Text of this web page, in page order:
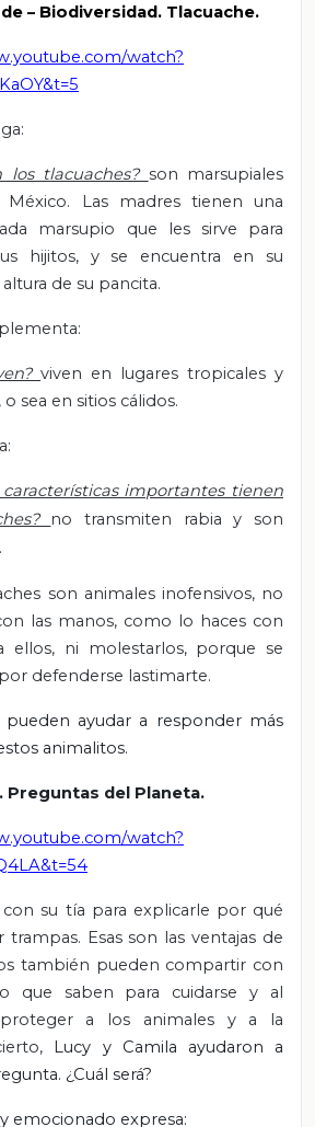
– Biodiversidad. Tlacuache.
watch?
los tlacuaches? son marsupiales
México. Las madres tienen una
marsupio que les sirve para
hijitos, y se encuentra en su
de su pancita.
viven en lugares tropicales y
sea en sitios cálidos.
características importantes tienen
no transmiten rabia y son
son animales inofensivos, no
las manos, como lo haces con
ellos, ni molestarlos, porque se
defenderse lastimarte.
ayudar a responder más
animalitos.
Preguntas del Planeta.
watch?
su tía para explicarle por qué
Esas son las ventajas de
también pueden compartir con
que saben para cuidarse y al
a los animales y a la
Lucy y Camila ayudaron a
¿Cuál será?
emocionado expresa: